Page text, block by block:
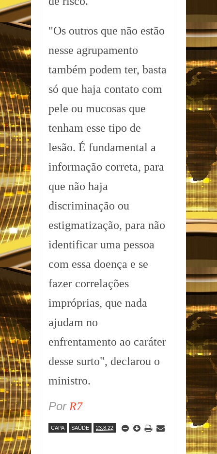
"Os outros que não estão
nesse agrupamento
também podem ter, basta
só que haja contato com
pele ou mucosas que
tenham esse tipo de
lesão. É fundamental a
informação correta, para
que não haja
discriminação ou
estigmatização, para não
identificar uma pessoa
com essa doença e se
fazer correlações
impróprias, que nada
ajudam no
enfrentamento ao caráter
desse surto", declarou o
ministro.
Por R7
CAPA SAÚDE 23.8.22